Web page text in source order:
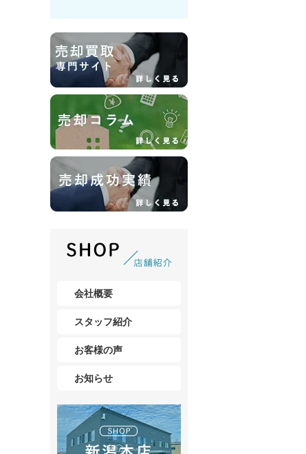
会社概要
スタッフ紹介
お客様の声
お知らせ